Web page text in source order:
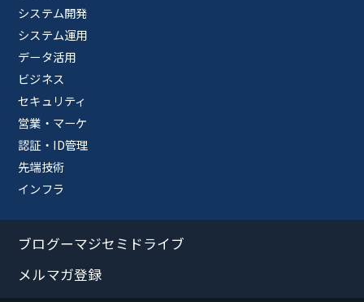
システム開発
システム運用
データ活用
ビジネス
セキュリティ
営業・マーケ
認証・ID管理
先端技術
インフラ
ブログーマジセミドライブ
メルマガ登録